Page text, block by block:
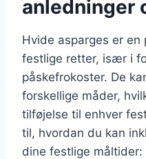
anledninger
Hvide asparges er
festlige retter, især i
påskefrokoster. De
forskellige måder,
tilføjelse til enhver
til, hvordan du kan
dine festlige måltider: